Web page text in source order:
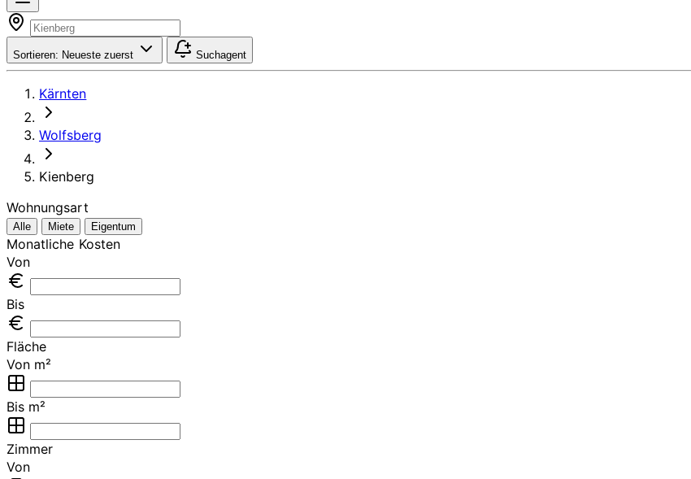
Sortieren: Neueste zuerst Suchagent
Kärnten
Wolfsberg
Kienberg
Wohnungsart
Alle Miete Eigentum
Monatliche Kosten
Von
Bis
Fläche
Von m²
Bis m²
Zimmer
Von